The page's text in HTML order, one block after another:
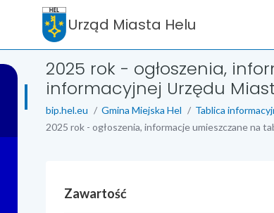
Urząd Miasta Helu
2025 rok - ogłoszenia,
informacyjnej Urzędu
bip.hel.eu Gmina Miejska Hel
Tablica
2025 rok - ogłoszenia, informacje umieszczane na
Zawartość